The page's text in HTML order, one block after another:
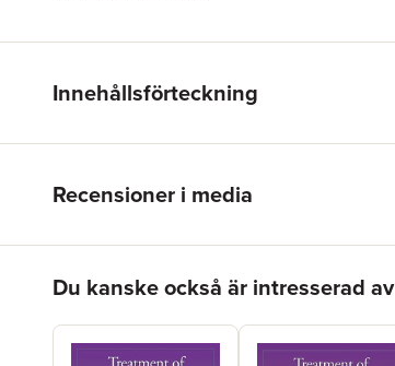
Innehållsförteckning
Recensioner i media
Du kanske också är intresserad av